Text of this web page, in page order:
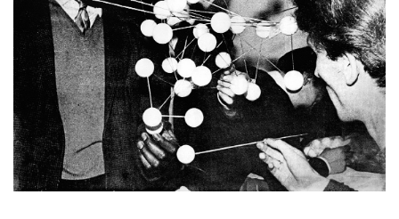
Newsletter
Stellenausschreibungen
Publikationen
Presse- und Öffentlichkeitsarbeit
Webredaktion
Webseite R:ein